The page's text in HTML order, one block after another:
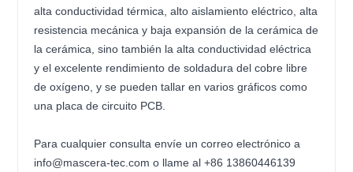
alta conductividad térmica, alto aislamiento eléctrico, alta
resistencia mecánica y baja expansión de la cerámica de
la cerámica, sino también la alta conductividad eléctrica
y el excelente rendimiento de soldadura del cobre libre
de oxígeno, y se pueden tallar en varios gráficos como
una placa de circuito PCB.
Para cualquier consulta envíe un correo electrónico a
info@mascera-tec.com o llame al +86 13860446139